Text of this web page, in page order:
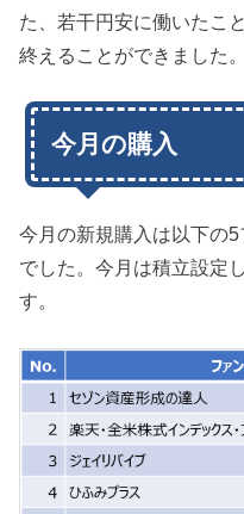
た、若干円安に働いたこ
終えることができました。
今月の購入
今月の新規購入は以下の
でした。今月は積立設定
す。